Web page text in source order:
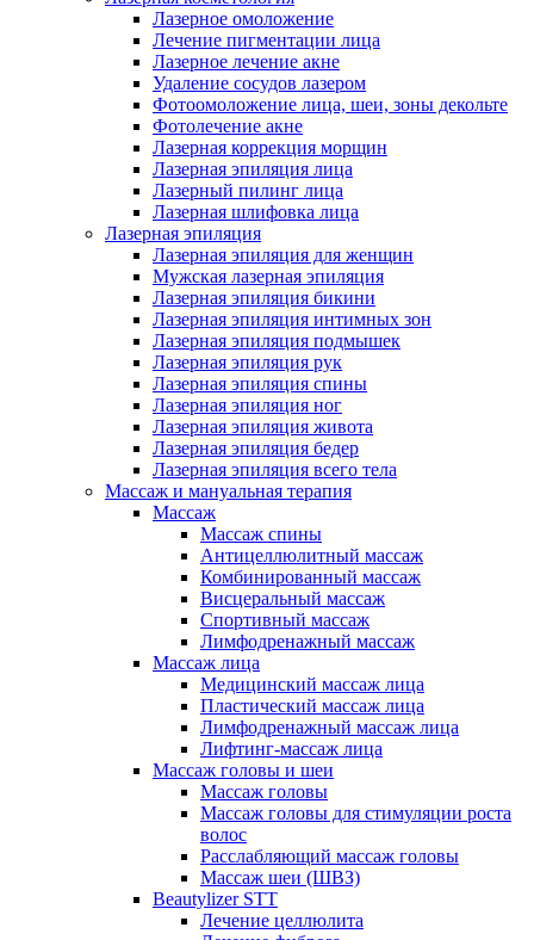
Лазерное омоложение
Лечение пигментации лица
Лазерное лечение акне
Удаление сосудов лазером
Фотоомоложение лица, шеи, зоны декольте
Фотолечение акне
Лазерная коррекция морщин
Лазерная эпиляция лица
Лазерный пилинг лица
Лазерная шлифовка лица
Лазерная эпиляция
Лазерная эпиляция для женщин
Мужская лазерная эпиляция
Лазерная эпиляция бикини
Лазерная эпиляция интимных зон
Лазерная эпиляция подмышек
Лазерная эпиляция рук
Лазерная эпиляция спины
Лазерная эпиляция ног
Лазерная эпиляция живота
Лазерная эпиляция бедер
Лазерная эпиляция всего тела
Массаж и мануальная терапия
Массаж
Массаж спины
Антицеллюлитный массаж
Комбинированный массаж
Висцеральный массаж
Спортивный массаж
Лимфодренажный массаж
Массаж лица
Медицинский массаж лица
Пластический массаж лица
Лимфодренажный массаж лица
Лифтинг-массаж лица
Массаж головы и шеи
Массаж головы
Массаж головы для стимуляции роста
волос
Расслабляющий массаж головы
Массаж шеи (ШВЗ)
Beautylizer STT
Лечение целлюлита